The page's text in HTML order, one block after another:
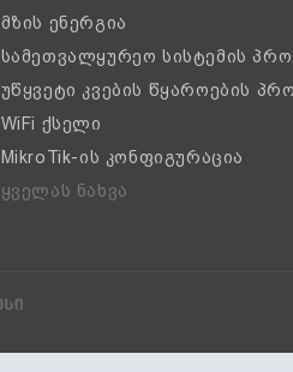
მზის ენერგია
სამეთვალყურეო სისტემის
უწყვეტი კვების წყაროების
WiFi ქსელი
MikroTik-ის კონფიგურაცია
ყველას ნახვა